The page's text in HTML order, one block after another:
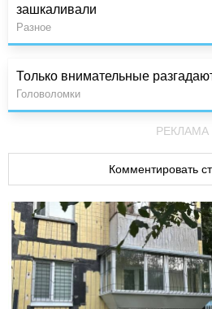
зашкаливали
Разное
Только внимательные
Головоломки
РЕКЛАМА
Комментировать